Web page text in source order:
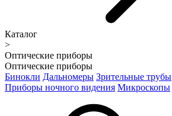
Каталог
>
Оптические приборы
Оптические приборы
Бинокли Дальномеры Зрительные трубы
Приборы ночного видения Микроскопы